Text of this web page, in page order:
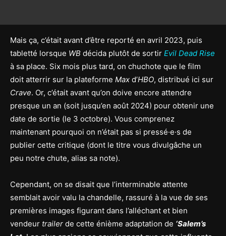
Mais ça, c’était avant d’être reporté en avril 2023, puis
tabletté lorsque WB décida plutôt de sortir Evil Dead Rise
à sa place. Six mois plus tard, on chuchote que le film
doit atterrir sur la plateforme Max d’HBO, distribué ici sur
Crave. Or, c’était avant qu’on doive encore attendre
presque un an (soit jusqu’en août 2024) pour obtenir une
date de sortie (le 3 octobre). Vous comprenez
maintenant pourquoi on n’était pas si pressé·e·s de
publier cette critique (dont le titre vous divulgâche un
peu notre chute, alias sa note).
Cependant, on se disait que l’interminable attente
semblait avoir valu la chandelle, rassuré à la vue de ses
premières images figurant dans l’alléchant et bien
vendeur trailer de cette énième adaptation de ‘Salem’s